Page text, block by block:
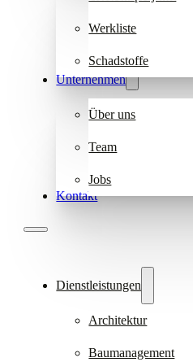
Werkliste
Schadstoffe
Unternehmen
Über uns
Team
Jobs
Kontakt
Dienstleistungen
Architektur
Baumanagement